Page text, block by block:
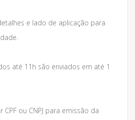
e lado de aplicação para
até 11h são enviados em até 1
ou CNPJ para emissão da